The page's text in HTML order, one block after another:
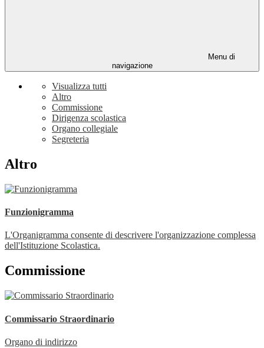
Menu di
navigazione
Visualizza tutti
Altro
Commissione
Dirigenza scolastica
Organo collegiale
Segreteria
Altro
Funzionigramma
L'Organigramma consente di descrivere l'organizzazione complessa
dell'Istituzione Scolastica.
Commissione
Commissario Straordinario
Organo di indirizzo